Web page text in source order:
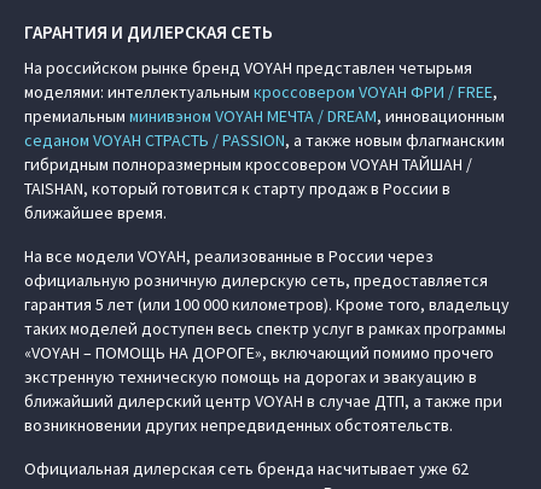
ГАРАНТИЯ И ДИЛЕРСКАЯ СЕТЬ
На российском рынке бренд VOYAH представлен четырьмя
моделями: интеллектуальным кроссовером VOYAH ФРИ / FREE,
премиальным минивэном VOYAH МЕЧТА / DREAM, инновационным
седаном VOYAH СТРАСТЬ / PASSION, а также новым флагманским
гибридным полноразмерным кроссовером VOYAH ТАЙШАН /
TAISHAN, который готовится к старту продаж в России в
ближайшее время.
На все модели VOYAH, реализованные в России через
официальную розничную дилерскую сеть, предоставляется
гарантия 5 лет (или 100 000 километров). Кроме того, владельцу
таких моделей доступен весь спектр услуг в рамках программы
«VOYAH – ПОМОЩЬ НА ДОРОГЕ», включающий помимо прочего
экстренную техническую помощь на дорогах и эвакуацию в
ближайший дилерский центр VOYAH в случае ДТП, а также при
возникновении других непредвиденных обстоятельств.
Официальная дилерская сеть бренда насчитывает уже 62